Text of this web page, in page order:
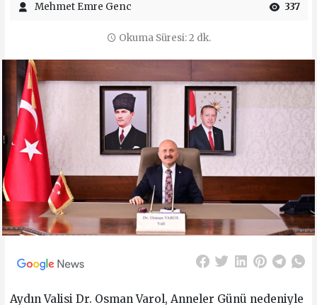
Mehmet Emre Genc 337
Okuma Süresi: 2 dk.
Aydın Valisi Dr. Osman Varol, Anneler Günü nedeniyle